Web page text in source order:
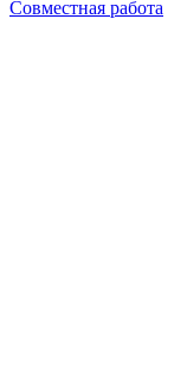
Совместная работа